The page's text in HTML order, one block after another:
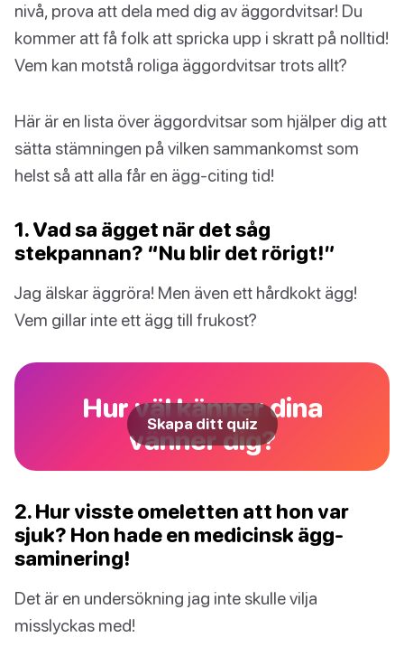
nivå, prova att dela med dig av äggordvitsar! Du
kommer att få folk att spricka upp i skratt på nolltid!
Vem kan motstå roliga äggordvitsar trots allt?
Här är en lista över äggordvitsar som hjälper dig att
sätta stämningen på vilken sammankomst som
helst så att alla får en ägg-citing tid!
1. Vad sa ägget när det såg
stekpannan? “Nu blir det rörigt!”
Jag älskar äggröra! Men även ett hårdkokt ägg!
Vem gillar inte ett ägg till frukost?
Hur väl känner dina
vänner dig?
Skapa ditt quiz
2. Hur visste omeletten att hon var
sjuk? Hon hade en medicinsk ägg-
saminering!
Det är en undersökning jag inte skulle vilja
misslyckas med!